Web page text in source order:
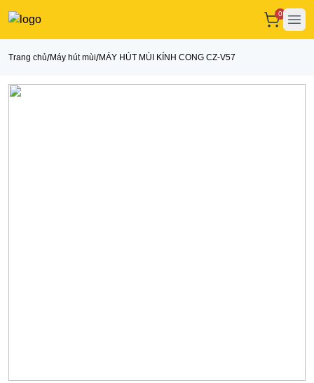
0
Trang chủ/Máy hút mùi/MÁY HÚT MÙI KÍNH CONG CZ-V57